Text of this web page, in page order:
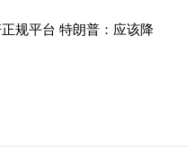
规平台 特朗普：应该降